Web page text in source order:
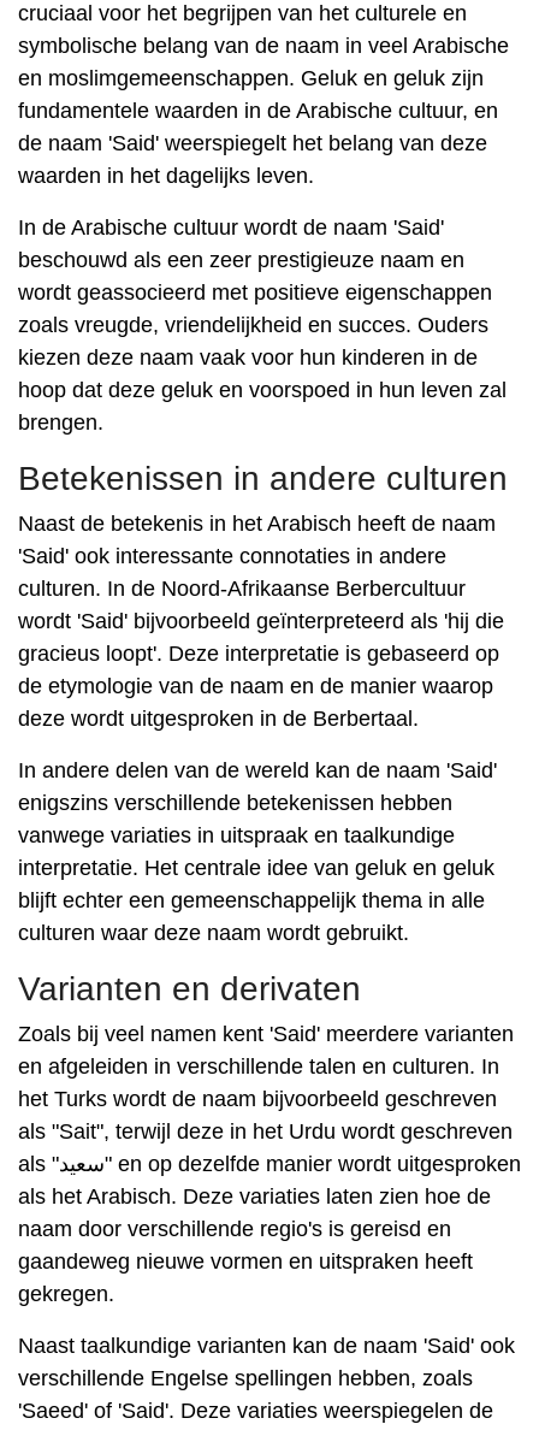
cruciaal voor het begrijpen van het culturele en
symbolische belang van de naam in veel Arabische
en moslimgemeenschappen. Geluk en geluk zijn
fundamentele waarden in de Arabische cultuur, en
de naam 'Said' weerspiegelt het belang van deze
waarden in het dagelijks leven.
In de Arabische cultuur wordt de naam 'Said'
beschouwd als een zeer prestigieuze naam en
wordt geassocieerd met positieve eigenschappen
zoals vreugde, vriendelijkheid en succes. Ouders
kiezen deze naam vaak voor hun kinderen in de
hoop dat deze geluk en voorspoed in hun leven zal
brengen.
Betekenissen in andere culturen
Naast de betekenis in het Arabisch heeft de naam
'Said' ook interessante connotaties in andere
culturen. In de Noord-Afrikaanse Berbercultuur
wordt 'Said' bijvoorbeeld geïnterpreteerd als 'hij die
gracieus loopt'. Deze interpretatie is gebaseerd op
de etymologie van de naam en de manier waarop
deze wordt uitgesproken in de Berbertaal.
In andere delen van de wereld kan de naam 'Said'
enigszins verschillende betekenissen hebben
vanwege variaties in uitspraak en taalkundige
interpretatie. Het centrale idee van geluk en geluk
blijft echter een gemeenschappelijk thema in alle
culturen waar deze naam wordt gebruikt.
Varianten en derivaten
Zoals bij veel namen kent 'Said' meerdere varianten
en afgeleiden in verschillende talen en culturen. In
het Turks wordt de naam bijvoorbeeld geschreven
als "Sait", terwijl deze in het Urdu wordt geschreven
als "سعید" en op dezelfde manier wordt uitgesproken
als het Arabisch. Deze variaties laten zien hoe de
naam door verschillende regio's is gereisd en
gaandeweg nieuwe vormen en uitspraken heeft
gekregen.
Naast taalkundige varianten kan de naam 'Said' ook
verschillende Engelse spellingen hebben, zoals
'Saeed' of 'Said'. Deze variaties weerspiegelen de